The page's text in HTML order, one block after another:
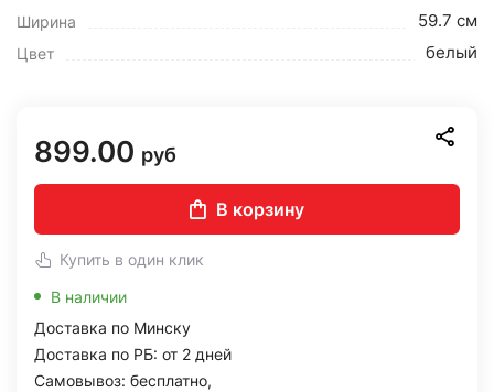
Ширина 59.7 см
Цвет белый
899.00 руб
В корзину
Купить в один клик
В наличии
Доставка по Минску
Доставка по РБ: от 2 дней
Самовывоз: бесплатно,